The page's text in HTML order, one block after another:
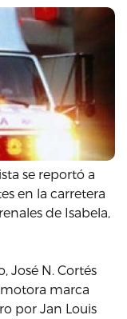
se reportó a
en la carretera
de Isabela,
José N. Cortés
marca
por Jan Louis